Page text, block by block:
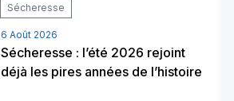
Sécheresse
6 Août 2026
Sécheresse : l’été 2026 rejoint
déjà les pires années de l’histoire